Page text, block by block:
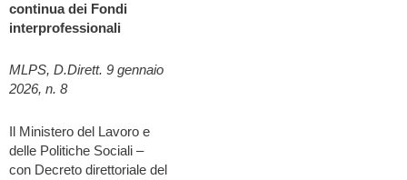
continua dei Fondi
interprofessionali
MLPS, D.Dirett. 9 gennaio
2026, n. 8
Il Ministero del Lavoro e
delle Politiche Sociali –
con Decreto direttoriale del